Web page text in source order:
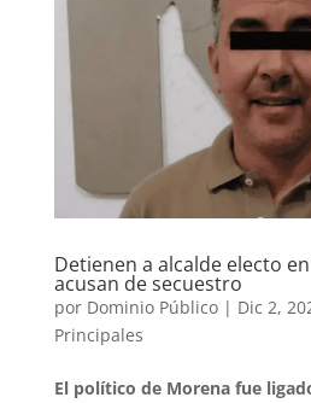
Detienen a alcalde electo
acusan de secuestro
por Dominio Público| Dic 2,
Principales
El político de Morena fue